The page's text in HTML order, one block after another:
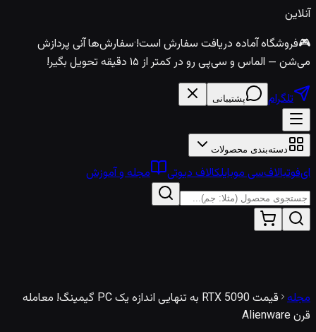
آنلاین
🎮فروشگاه آماده دریافت سفارش است!·سفارش‌ها آنی پردازش
می‌شن — الماس و سی‌پی رو در کمتر از ۱۵ دقیقه تحویل بگیر!
تلگرام پشتیبانی
دسته‌بندی محصولات
ای‌فوتبالاف‌سی موبایلکالاف دیوتی مجله و آموزش
مجله
قیمت RTX 5090 به تنهایی اندازه یک PC گیمینگ! معامله
قرن Alienware